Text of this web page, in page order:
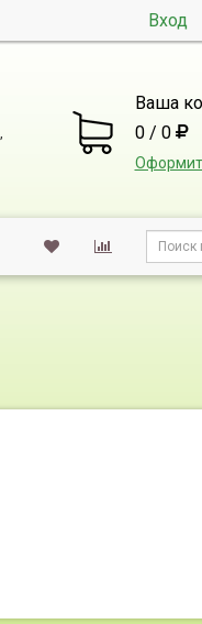
Вход
Ваша
0 / 0